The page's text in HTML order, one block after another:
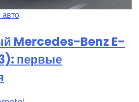
Mercedes-Benz E-
первые